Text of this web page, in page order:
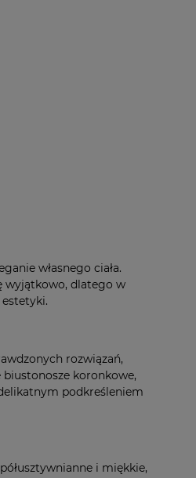
własnego ciała.
wyjątkowo, dlatego w
rozwiązań,
koronkowe,
podkreśleniem
i miękkie,